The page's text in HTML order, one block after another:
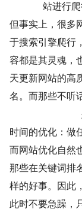
站进行
但事实上，很多
于搜索引擎爬行
容都是其灵魂，
天更新网站的高
名。而那些不听
时间的优化：做
而网站优化自然
那些在关键词排
样的好事。因此
此时不要急躁，